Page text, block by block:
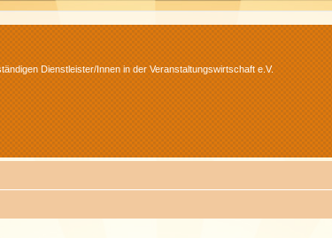
Dienstleister/Innen in der Veranstaltungswirtschaft e.V.